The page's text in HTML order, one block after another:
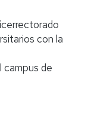
con la
campus de